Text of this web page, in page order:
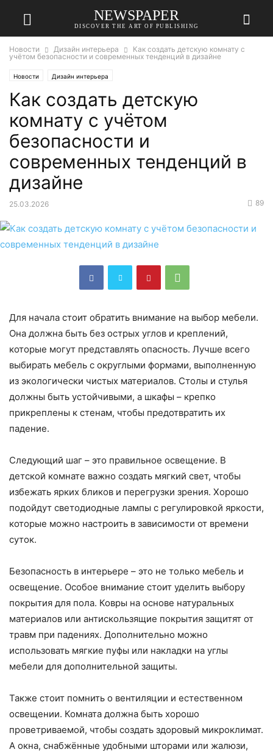
NEWSPAPER
DISCOVER THE ART OF PUBLISHING
Новости Дизайн интерьера
Как создать детскую комнату с
учётом безопасности и современных тенденций в дизайне
Новости Дизайн интерьера
Как создать детскую
комнату с учётом
безопасности и
современных тенденций в
дизайне
25.03.2026 89
Для начала стоит обратить внимание на выбор мебели.
Она должна быть без острых углов и креплений,
которые могут представлять опасность. Лучше всего
выбирать мебель с округлыми формами, выполненную
из экологически чистых материалов. Столы и стулья
должны быть устойчивыми, а шкафы – крепко
прикреплены к стенам, чтобы предотвратить их
падение.
Следующий шаг – это правильное освещение. В
детской комнате важно создать мягкий свет, чтобы
избежать ярких бликов и перегрузки зрения. Хорошо
подойдут светодиодные лампы с регулировкой яркости,
которые можно настроить в зависимости от времени
суток.
Безопасность в интерьере – это не только мебель и
освещение. Особое внимание стоит уделить выбору
покрытия для пола. Ковры на основе натуральных
материалов или антискользящие покрытия защитят от
травм при падениях. Дополнительно можно
использовать мягкие пуфы или накладки на углы
мебели для дополнительной защиты.
Также стоит помнить о вентиляции и естественном
освещении. Комната должна быть хорошо
проветриваемой, чтобы создать здоровый микроклимат.
А окна, снабжённые удобными шторами или жалюзи,